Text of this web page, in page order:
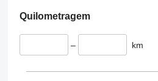
Quilometragem
– km